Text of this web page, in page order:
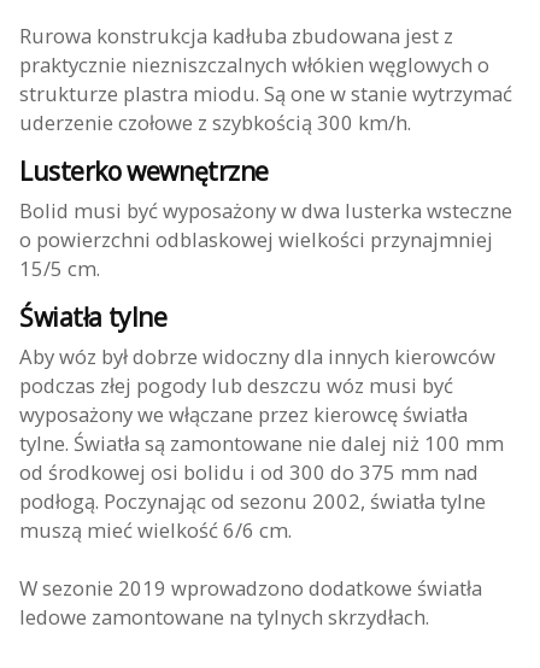
Rurowa konstrukcja kadłuba zbudowana jest z
praktycznie niezniszczalnych włókien węglowych o
strukturze plastra miodu. Są one w stanie wytrzymać
uderzenie czołowe z szybkością 300 km/h.
Lusterko wewnętrzne
Bolid musi być wyposażony w dwa lusterka wsteczne
o powierzchni odblaskowej wielkości przynajmniej
15/5 cm.
Światła tylne
Aby wóz był dobrze widoczny dla innych kierowców
podczas złej pogody lub deszczu wóz musi być
wyposażony we włączane przez kierowcę światła
tylne. Światła są zamontowane nie dalej niż 100 mm
od środkowej osi bolidu i od 300 do 375 mm nad
podłogą. Poczynając od sezonu 2002, światła tylne
muszą mieć wielkość 6/6 cm.
W sezonie 2019 wprowadzono dodatkowe światła
ledowe zamontowane na tylnych skrzydłach.